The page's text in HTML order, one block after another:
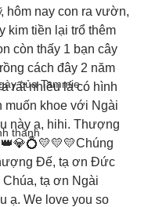
của Tammie
thánh
hôm nay con ra vườn,
kim tiền lại trổ thêm
còn thấy 1 bạn cây
cách đây 2 năm
rất nhiều lá có hình
muốn khoe với Ngài
này ạ, hihi. Thượng
Đế, tạ ơn Đức
tạ ơn Ngài
ạ. We love you so